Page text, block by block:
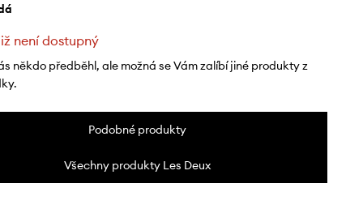
není dostupný
někdo předběhl, ale možná se Vám zalíbí jiné produkty z
Podobné produkty
Všechny produkty Les Deux